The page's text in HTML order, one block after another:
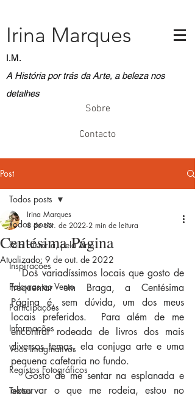
A História por trás da Arte, a beleza nos
detalhes
Irina Marques
I.M.
Sobre
Contacto
Post
Todos posts
Pela História, pela Arte
Inspirações
Palavras ao Vento
Participações
Informações
Voos Imaginativos
Registos Fotográficos
Textos
Todos posts
Centésima Página
Irina Marques
8 de out. de 2022 2 min de leitura
Atualizado: 9 de out. de 2022
   Dos variadíssimos locais que gosto de
frequentar em Braga, a Centésima
Página é, sem dúvida, um dos meus
locais preferidos.  Para além de me
encontrar rodeada de livros dos mais
diversos temas, ela conjuga arte e uma
pequena cafetaria no fundo.
   Gosto de me sentar na esplanada e
observar o que me rodeia, estou no